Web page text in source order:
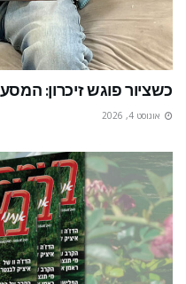
כשציור פוגש זיכרון:
אוגוסט 4, 2026